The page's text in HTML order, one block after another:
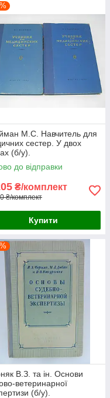
М.С. Навчитель для
сестер. У двох
(б/у).
до відправки
₴/комплект
₴/комплект
Купити
В.З. та ін. Основи
ветеринарної
(б/у).